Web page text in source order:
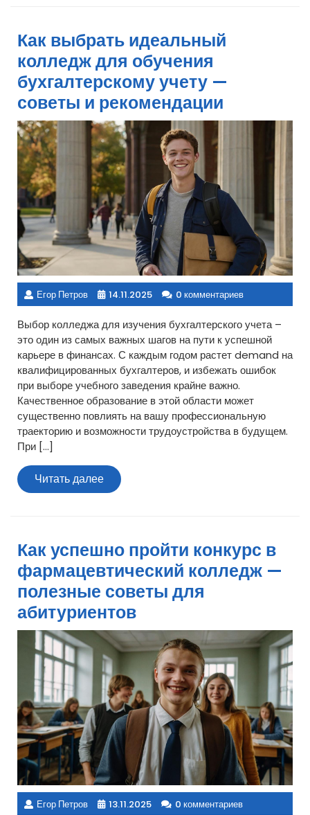
Как выбрать идеальный
колледж для обучения
бухгалтерскому учету —
советы и рекомендации
Егор Петров 14.11.2025 0 комментариев
Выбор колледжа для изучения бухгалтерского учета –
это один из самых важных шагов на пути к успешной
карьере в финансах. С каждым годом растет demand на
квалифицированных бухгалтеров, и избежать ошибок
при выборе учебного заведения крайне важно.
Качественное образование в этой области может
существенно повлиять на вашу профессиональную
траекторию и возможности трудоустройства в будущем.
При […]
Читать далееЧитать
далее
Как успешно пройти конкурс в
фармацевтический колледж —
полезные советы для
абитуриентов
Егор Петров 13.11.2025 0 комментариев